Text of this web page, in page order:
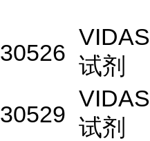
30526
VIDAS
试剂
30529
VIDAS
试剂